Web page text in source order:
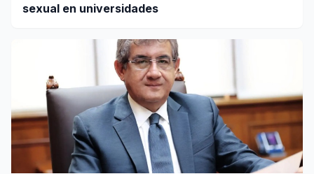
sexual en universidades